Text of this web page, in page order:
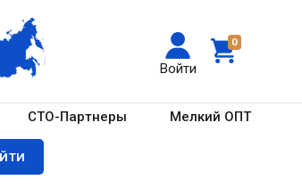
0
Войти
СТО-Партнеры Мелкий ОПТ